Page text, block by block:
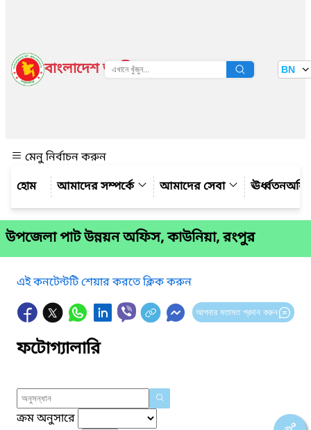
বাংলাদেশ জাতীয় তথ্য বাতায়ন BN
মেনু নির্বাচন করুন
আমাদের সম্পর্কে
আমাদের সেবা
উপজেলা পাট উন্নয়ন অফিস, কাউনিয়া, রংপুর
এই কনটেন্টটি শেয়ার করতে ক্লিক করুন
আপনার মতামত প্রদান করুন
ফটোগ্যালারি
ক্রম অনুসারে